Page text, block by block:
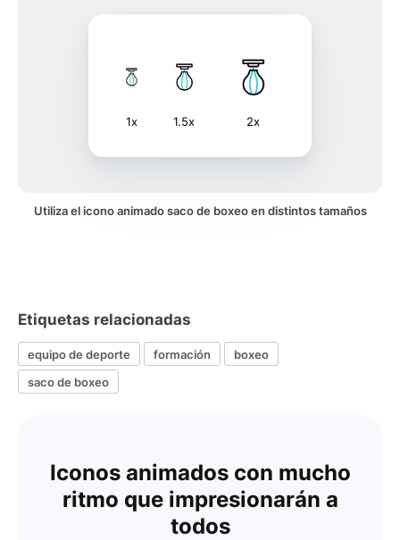
1x 1.5x 2x
Utiliza el icono animado saco de boxeo en distintos tamaños
Etiquetas relacionadas
equipo de deporte formación
boxeo
saco de boxeo
Iconos animados con mucho
ritmo que impresionarán a
todos